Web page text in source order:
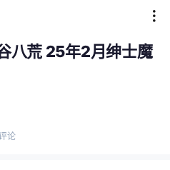
八荒 25年2月绅士魔
论